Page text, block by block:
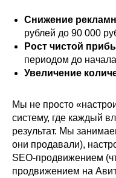
Снижение
рублей до 90 000
Рост чистой
периодом до
Увеличение
Мы не просто
систему, где каждый
результат. Мы
они продавали),
SEO-продвижением
продвижением на